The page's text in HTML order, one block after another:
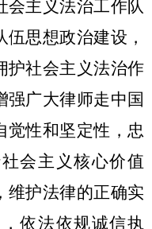
会主义法治工作队
思想政治建设，
护社会主义法治作
强广大律师走中国
觉性和坚定性，忠
会主义核心价值
维护法律的正确实
依法依规诚信执